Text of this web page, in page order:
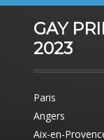
GAY
2023
Paris
Angers
Aix-en-